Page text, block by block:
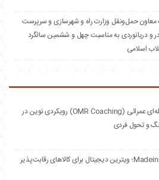
معاون حمل‌ونقل وزارت راه و شهرسازی و سرپرست
و دریانوردی به مناسبت چهل و ششمین سالگرد
اسلامی
مدل مداخله‌ای عمرائی (OMR Coaching) رویکردی نوین در
و تحول فردی
Madeiniran.com؛ ویترین دیجیتال برای کالاهای رقابت‌پذیر